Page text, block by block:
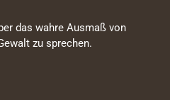
das wahre Ausmaß von
zu sprechen.